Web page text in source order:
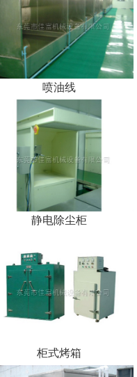
喷油线
静电除尘柜
柜式烤箱